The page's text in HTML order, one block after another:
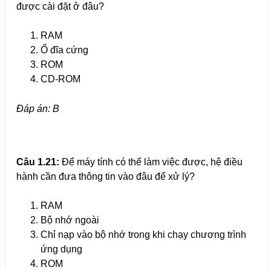
được cài đặt ở đâu?
RAM
Ổ đĩa cứng
ROM
CD-ROM
Đáp án: B
Câu 1.21: Để máy tính có thể làm việc được, hệ điều
hành cần đưa thông tin vào đâu để xử lý?
RAM
Bộ nhớ ngoài
Chỉ nạp vào bộ nhớ trong khi chạy chương trình
ứng dụng
ROM